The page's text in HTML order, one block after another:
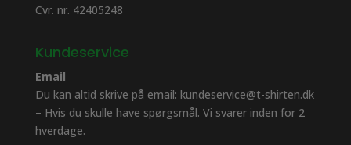
Cvr. nr. 42405248
Kundeservice
Email
Du kan altid skrive på email: kundeservice@t-shirten.dk
– Hvis du skulle have spørgsmål. Vi svarer inden for 2
hverdage.